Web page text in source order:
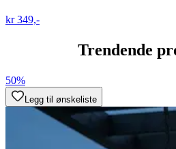
kr 349,-
Trendende
50%
Legg til ønskeliste